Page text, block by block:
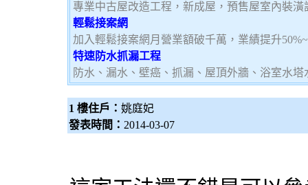
專業中古屋改造工程，新成屋，預售屋室內裝
輕鬆接案網
加入輕鬆接案網月營業額破千萬，業績提升
特速防水抓漏工程
防水、漏水、壁癌、抓漏、屋頂外牆、浴室水
1 樓住戶： 姚庭妃
發表時間： 2014-03-07